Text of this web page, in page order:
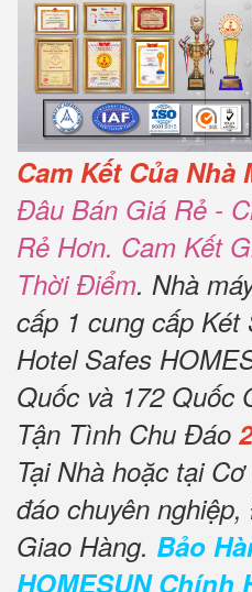
Cam Kết Của Nhà
Đâu Bán Giá Rẻ -
Rẻ Hơn. Cam Kết
Thời Điểm. Nhà
cấp 1 cung cấp Két
Hotel Safes
Quốc và 172 Quốc
Tận Tình Chu Đáo
Tại Nhà hoặc tại
đáo chuyên
Giao Hàng. Bảo
HOMESUN Chính